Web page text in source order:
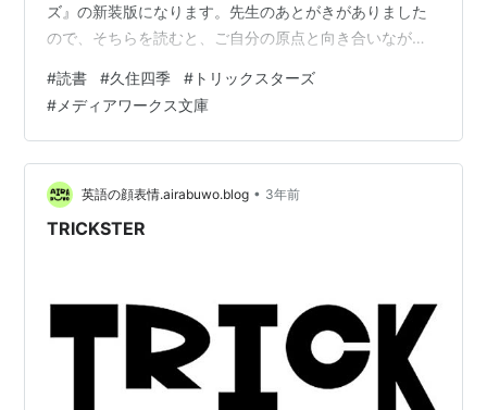
ズ』の新装版になります。先生のあとがきがありました
ので、そちらを読むと、ご自分の原点と向き合いながら
なかったのですが、、本作の存在を知ったのは、シリー
ズ最初の2作品『トリックスターズ 』『トリックスター
ズＬ』がメディアワークス文庫の棚に平積みで置かれて
いるのを見た瞬間でした。自分自身を覆い隠すように黒
を身にまとい、黒いオーラさえ発していそうな表紙の男
性に釘付けになりました。全部で6冊出てい…
#読書 #久住四季 # トリックスターズ
# メディアワークス文庫
英語の顔表情.airabuwo.blog • 3年前
TRICKSTER